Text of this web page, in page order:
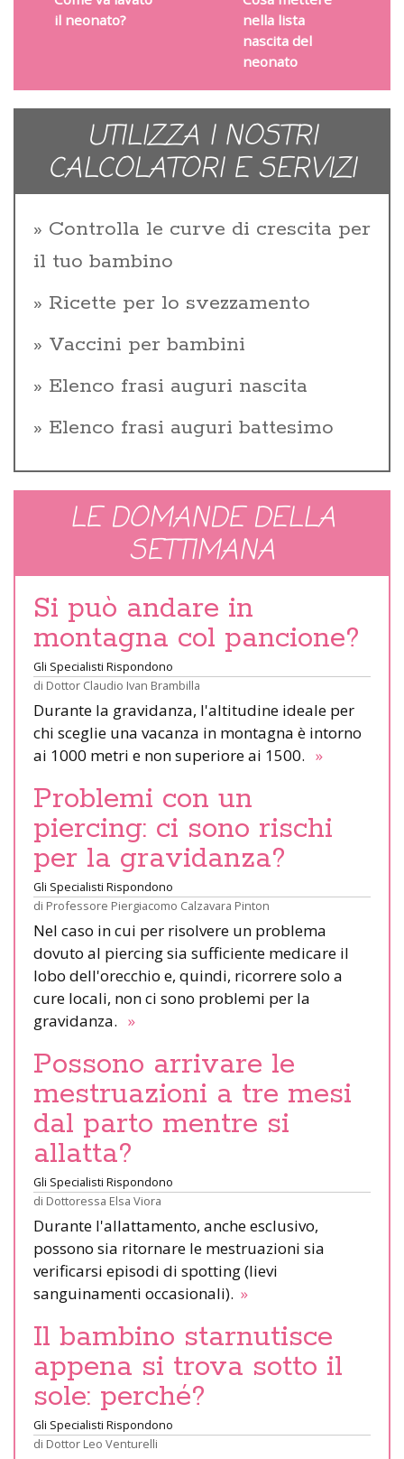
il neonato?
nella lista
nascita del
neonato
UTILIZZA I NOSTRI
CALCOLATORI E SERVIZI
Controlla le curve di crescita per
il tuo bambino
Ricette per lo svezzamento
Vaccini per bambini
Elenco frasi auguri nascita
Elenco frasi auguri battesimo
LE DOMANDE DELLA
SETTIMANA
Si può andare in
montagna col pancione?
Gli Specialisti Rispondono
di Dottor Claudio Ivan Brambilla
Durante la gravidanza, l'altitudine ideale per
chi sceglie una vacanza in montagna è intorno
ai 1000 metri e non superiore ai 1500. »
Problemi con un
piercing: ci sono rischi
per la gravidanza?
Gli Specialisti Rispondono
di Professore Piergiacomo Calzavara Pinton
Nel caso in cui per risolvere un problema
dovuto al piercing sia sufficiente medicare il
lobo dell'orecchio e, quindi, ricorrere solo a
cure locali, non ci sono problemi per la
gravidanza. »
Possono arrivare le
mestruazioni a tre mesi
dal parto mentre si
allatta?
Gli Specialisti Rispondono
di Dottoressa Elsa Viora
Durante l'allattamento, anche esclusivo,
possono sia ritornare le mestruazioni sia
verificarsi episodi di spotting (lievi
sanguinamenti occasionali). »
Il bambino starnutisce
appena si trova sotto il
sole: perché?
Gli Specialisti Rispondono
di Dottor Leo Venturelli